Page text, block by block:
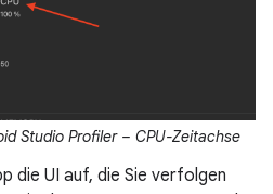
Studio Profiler – CPU-Zeitachse
die UI auf, die Sie verfolgen